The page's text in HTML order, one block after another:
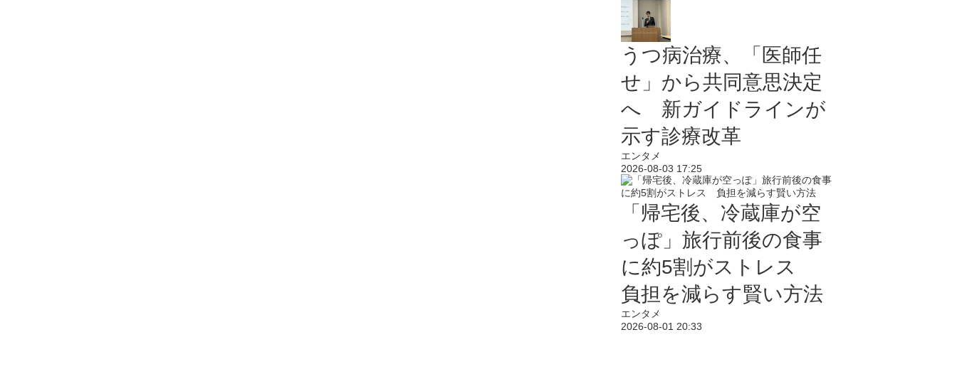
うつ病治療、「医師任
せ」から共同意思決定
へ 新ガイドラインが
示す診療改革
エンタメ
2026-08-03 17:25
「帰宅後、冷蔵庫が空
っぽ」旅行前後の食事
に約5割がストレス
負担を減らす賢い方法
エンタメ
2026-08-01 20:33